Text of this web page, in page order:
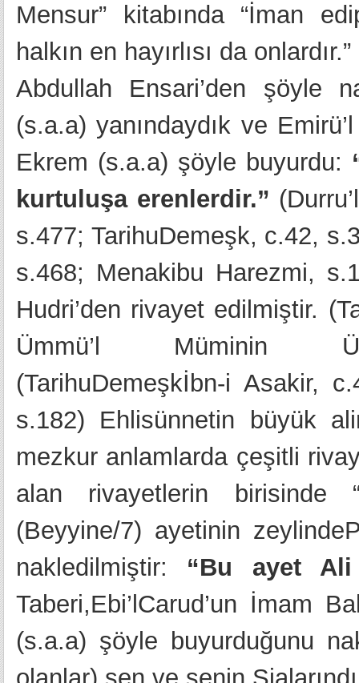
Mensur” kitabında “İman
halkın en hayırlısı da
Abdullah Ensari’den şöyle
(s.a.a) yanındaydık ve
Ekrem (s.a.a) şöyle buyurdu:
kurtuluşa erenlerdir.”
s.477; TarihuDemeşk, c.42,
s.468; Menakibu Harezmi,
Hudri’den rivayet edilmiştir.
Ümmü’l Müminin
(TarihuDemeşkİbn-i Asakir,
s.182) Ehlisünnetin büyük
mezkur anlamlarda çeşitli
alan rivayetlerin birisinde
(Beyyine/7) ayetinin
nakledilmiştir: “Bu ayet Ali
Taberi,Ebi’lCarud’un İmam
(s.a.a) şöyle buyurduğunu